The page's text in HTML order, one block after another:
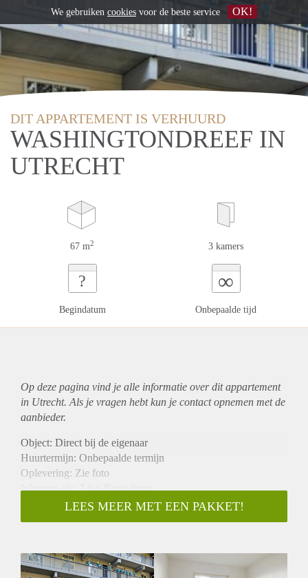
DIT APPARTEMENT IS VERHUURD
WASHINGTONDREEF IN
UTRECHT
67 m2 3 kamers
?
Begindatum
∞
Onbepaalde tijd
Op deze pagina vind je alle informatie over ditappartement
in Utrecht. Als je vragen hebt kun je contact opnemen met de
aanbieder.
Object: Direct bij de eigenaar
Huurtermijn: Onbepaalde termijn
Oplevering: Zie foto
Inkomen eis: 2,6 x Bruto huur
Garantiestelling mogelijk: Ja
Borg: 1 Maand
Huisdieren toegestaan: Afhankelijk van de Eigenaar
LEES MEER MET EEN PAKKET!
We gebruiken cookies voor de beste service OK!